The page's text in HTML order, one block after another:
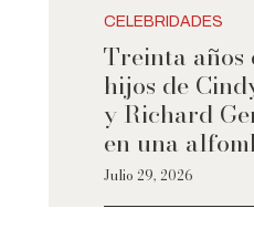
CELEBRIDADES
Treinta años
hijos de
y Richard
en una
Julio 29, 2026